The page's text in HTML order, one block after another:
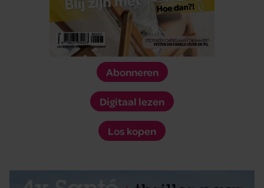
Abonneren
Digitaal lezen
Los kopen